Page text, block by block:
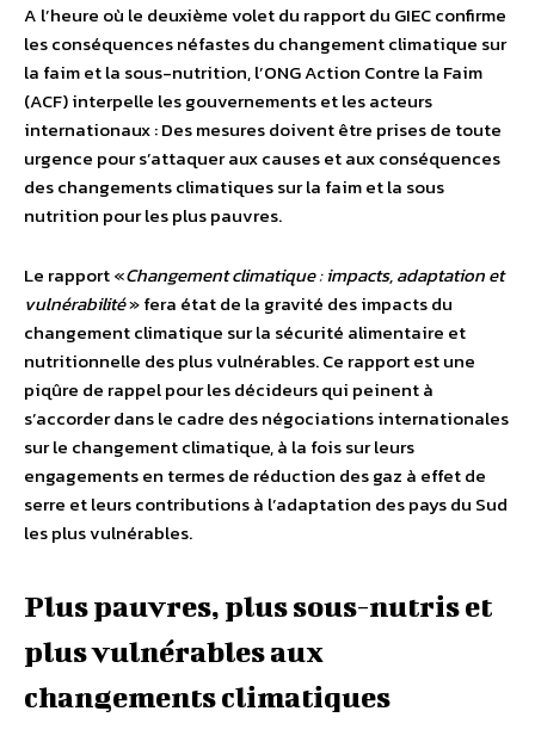
A l’heure où le deuxième volet du rapport du GIEC confirme
les conséquences néfastes du changement climatique sur
la faim et la sous-nutrition, l’ONG Action Contre la Faim
(ACF) interpelle les gouvernements et les acteurs
internationaux : Des mesures doivent être prises de toute
urgence pour s’attaquer aux causes et aux conséquences
des changements climatiques sur la faim et la sous
nutrition pour les plus pauvres.
Le rapport «Changement climatique : impacts, adaptation et
vulnérabilité» fera état de la gravité des impacts du
changement climatique sur la sécurité alimentaire et
nutritionnelle des plus vulnérables. Ce rapport est une
piqûre de rappel pour les décideurs qui peinent à
s’accorder dans le cadre des négociations internationales
sur le changement climatique, à la fois sur leurs
engagements en termes de réduction des gaz à effet de
serre et leurs contributions à l’adaptation des pays du Sud
les plus vulnérables.
Plus pauvres, plus sous-nutris et
plus vulnérables aux
changements climatiques